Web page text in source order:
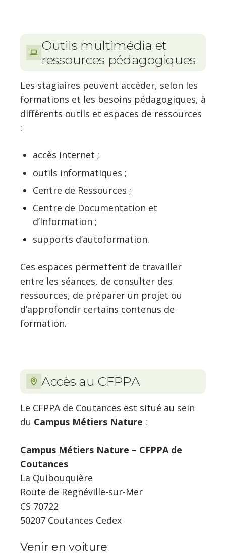
Outils multimédia et
ressources pédagogiques
Les stagiaires peuvent accéder, selon les
formations et les besoins pédagogiques, à
différents outils et espaces de ressources
:
accès internet ;
outils informatiques ;
Centre de Ressources ;
Centre de Documentation et
d’Information ;
supports d’autoformation.
Ces espaces permettent de travailler
entre les séances, de consulter des
ressources, de préparer un projet ou
d’approfondir certains contenus de
formation.
Accès au CFPPA
Le CFPPA de Coutances est situé au sein
du Campus Métiers Nature :
Campus Métiers Nature – CFPPA de
Coutances
La Quibouquière
Route de Regnéville-sur-Mer
CS 70722
50207 Coutances Cedex
Venir en voiture